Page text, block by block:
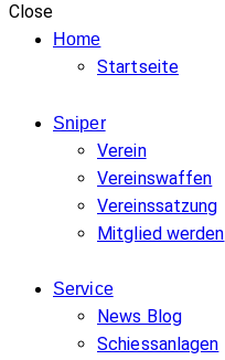
Close
Home
Startseite
Sniper
Verein
Vereinswaffen
Vereinssatzung
Mitglied werden
Service
News Blog
Schiessanlagen